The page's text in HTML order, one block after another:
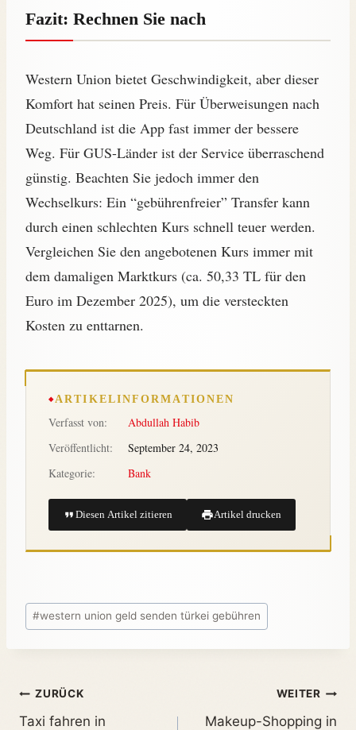
Fazit: Rechnen Sie nach
Western Union bietet Geschwindigkeit, aber dieser
Komfort hat seinen Preis. Für Überweisungen nach
Deutschland ist die App fast immer der bessere
Weg. Für GUS-Länder ist der Service überraschend
günstig. Beachten Sie jedoch immer den
Wechselkurs: Ein “gebührenfreier” Transfer kann
durch einen schlechten Kurs schnell teuer werden.
Vergleichen Sie den angebotenen Kurs immer mit
dem damaligen Marktkurs (ca. 50,33 TL für den
Euro im Dezember 2025), um die versteckten
Kosten zu enttarnen.
ARTIKELINFORMATIONEN
Verfasst von:
Abdullah Habib
Veröffentlicht:
September 24, 2023
Kategorie:
Bank
Diesen Artikel zitieren Artikel drucken
#western union geld senden türkei gebühren
ZURÜCK
Taxi fahren in
WEITER
Makeup-Shopping in